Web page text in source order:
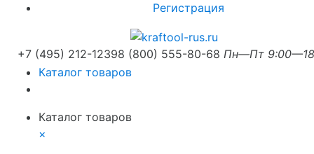
Регистрация
+7 (495) 212-12398 (800) 555-80-68 Пн—Пт
Каталог товаров
Каталог товаров
×